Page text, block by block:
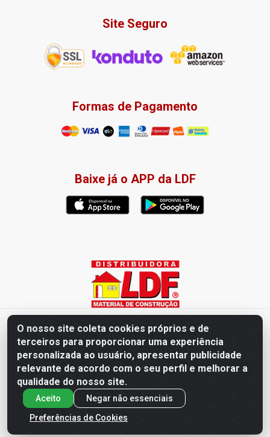
O nosso site coleta cookies próprios e de
terceiros para proporcionar uma experiência
personalizada ao usuário, apresentar publicidade
relevante de acordo com o seu perfil e melhorar a
qualidade do nosso site.
Aceito
Negar não essenciais
Preferências de Cookies
Site Seguro
Formas de Pagamento
Baixe já o APP da LDF
Distribuidora LDF - Av. Presidente Tancredo Neves, 203 – Bairro
dos Ipês, João Pessoa / PB - CEP 58028-840 - CNPJ
02.019.761/0003-82